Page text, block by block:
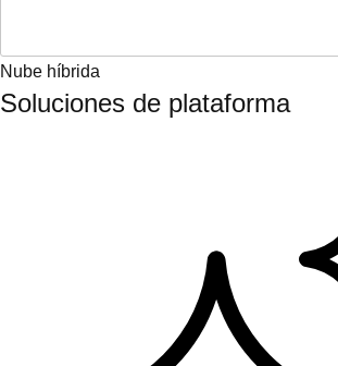
Nube híbrida
Soluciones de plataforma